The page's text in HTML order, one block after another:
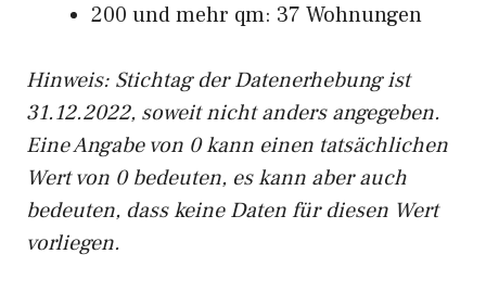
200 und mehr qm: 37 Wohnungen
Hinweis: Stichtag der Datenerhebung ist
31.12.2022, soweit nicht anders angegeben.
Eine Angabe von 0 kann einen tatsächlichen
Wert von 0 bedeuten, es kann aber auch
bedeuten, dass keine Daten für diesen Wert
vorliegen.